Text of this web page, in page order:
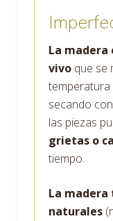
La madera
vivo que se
temperatura
secando
las piezas
grietas o
tiempo.
La
naturales